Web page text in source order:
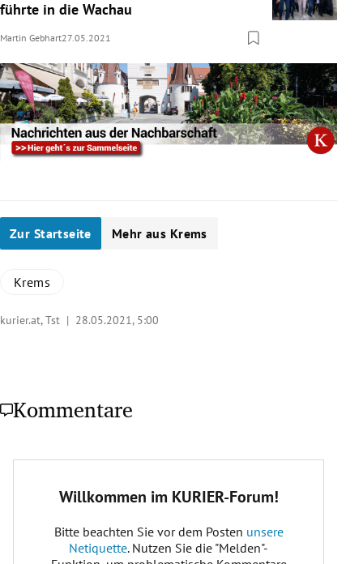
führte in die Wachau
Martin Gebhart27.05.2021
Zur Startseite Mehr aus Krems
Krems
kurier.at, Tst | 28.05.2021, 5:00
Kommentare